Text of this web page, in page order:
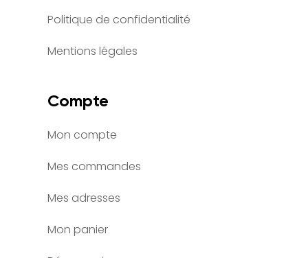
Politique de confidentialité
Mentions légales
Compte
Mon compte
Mes commandes
Mes adresses
Mon panier